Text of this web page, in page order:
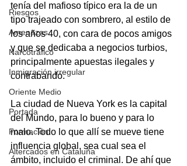
Riesgos
Amenazas
Narcotráfico
Inmigración irregular
Oriente Medio
Portada
Formación
Altercados en Cataluña
tenía del mafioso típico era la de un
tipo trajeado con sombrero, al estilo de
los años 40, con cara de pocos amigos
y que se dedicaba a negocios turbios,
principalmente apuestas ilegales y
contrabando.
La ciudad de Nueva York es la capital
del Mundo, para lo bueno y para lo
malo. Todo lo que allí se mueve tiene
influencia global, sea cual sea el
ámbito, incluido el criminal. De ahí que